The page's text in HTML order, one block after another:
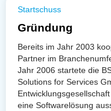
Startschuss
Gründung
Bereits im Jahr 2003
Partner im
Jahr 2006 startete die
Solutions for Services
eine Softwarelösung